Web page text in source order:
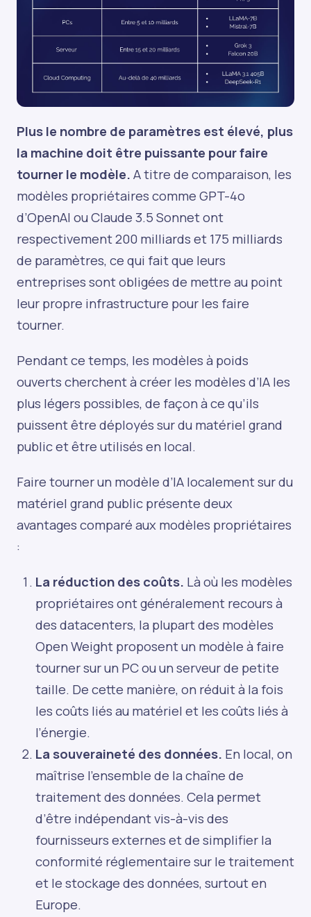
Plus le nombre de paramètres est élevé, plus
la machine doit être puissante pour faire
tourner le modèle.A titre de comparaison, les
modèles propriétaires comme GPT-4o
d’OpenAI ou Claude 3.5 Sonnet ont
respectivement 200 milliards et 175 milliards
de paramètres, ce qui fait que leurs
entreprises sont obligées de mettre au point
leur propre infrastructure pour les faire
tourner.
Pendant ce temps, les modèles à poids
ouverts cherchent à créer les modèles d’IA les
plus légers possibles, de façon à ce qu’ils
puissent être déployés sur du matériel grand
public et être utilisés en local.
Faire tourner un modèle d’IA localement sur du
matériel grand public présente deux
avantages comparé aux modèles propriétaires
:
La réduction des coûts. Là où les modèles
propriétaires ont généralement recours à
des datacenters, la plupart des modèles
Open Weight proposent un modèle à faire
tourner sur un PC ou un serveur de petite
taille. De cette manière, on réduit à la fois
les coûts liés au matériel et les coûts liés à
l’énergie.
La souveraineté des données. En local, on
maîtrise l'ensemble de la chaîne de
traitement des données. Cela permet
d’être indépendant vis-à-vis des
fournisseurs externes et de simplifier la
conformité réglementaire sur le traitement
et le stockage des données, surtout en
Europe.